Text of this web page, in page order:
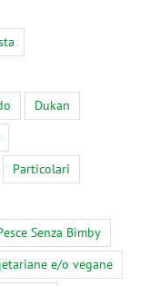
Dukan
Particolari
Senza Bimby
e/o vegane